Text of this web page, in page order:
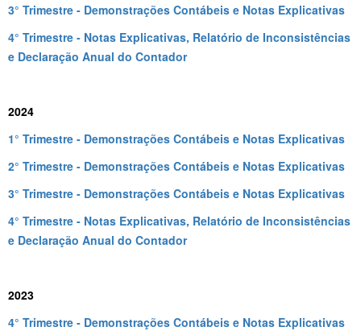
3° Trimestre - Demonstrações Contábeis e Notas Explicativas
4° Trimestre - Notas Explicativas, Relatório de Inconsistências
e Declaração Anual do Contador
2024
1° Trimestre - Demonstrações Contábeis e Notas Explicativas
2° Trimestre - Demonstrações Contábeis e Notas Explicativas
3° Trimestre - Demonstrações Contábeis e Notas Explicativas
4° Trimestre - Notas Explicativas, Relatório de Inconsistências
e Declaração Anual do Contador
2023
4° Trimestre - Demonstrações Contábeis e Notas Explicativas